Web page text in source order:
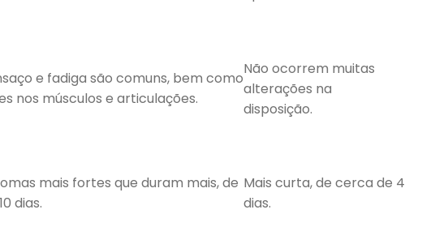
e fadiga são comuns, bem como
nos músculos e articulações.
Não ocorrem muitas
alterações na
disposição.
mais fortes que duram mais, de
dias.
Mais curta, de cerca de 4
dias.